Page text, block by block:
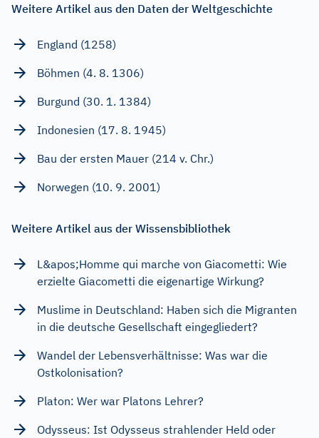
Weitere Artikel aus den Daten der Weltgeschichte
England (1258)
Böhmen (4. 8. 1306)
Burgund (30. 1. 1384)
Indonesien (17. 8. 1945)
Bau der ersten Mauer (214 v. Chr.)
Norwegen (10. 9. 2001)
Weitere Artikel aus der Wissensbibliothek
L&apos;Homme qui marche von Giacometti: Wie
erzielte Giacometti die eigenartige Wirkung?
Muslime in Deutschland: Haben sich die Migranten
in die deutsche Gesellschaft eingegliedert?
Wandel der Lebensverhältnisse: Was war die
Ostkolonisation?
Platon: Wer war Platons Lehrer?
Odysseus: Ist Odysseus strahlender Held oder